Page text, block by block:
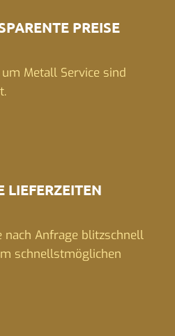
PREISE
Metall Service sind
LIEFERZEITEN
nach Anfrage blitzschnell
schnellstmöglichen